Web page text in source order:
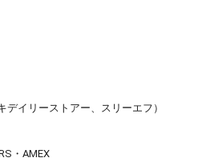
デイリーストアー、スリーエフ）
・AMEX